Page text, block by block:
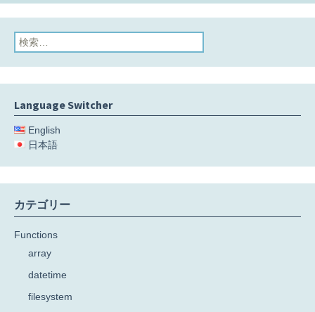
検
索:
Language Switcher
English
日本語
カテゴリー
Functions
array
datetime
filesystem